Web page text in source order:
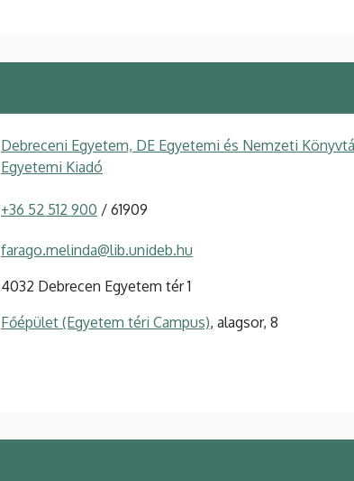
Debreceni Egyetem, DE Egyetemi és Nemzeti
Egyetemi Kiadó
+36 52 512 900 / 61909
farago.melinda@lib.unideb.hu
4032 Debrecen Egyetem tér 1
Főépület (Egyetem téri Campus), alagsor, 8